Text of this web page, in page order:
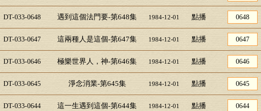
DT-033-0648 遇到這個法門要-第648集 1984-12-01 點播 0648
DT-033-0647 這兩種人是這個-第647集 1984-12-01 點播 0647
DT-033-0646 極樂世界人，神-第646集 1984-12-01 點播 0646
DT-033-0645 淨念消業-第645集 1984-12-01 點播 0645
DT-033-0644 這一生遇到這個-第644集 1984-12-01 點播 0644